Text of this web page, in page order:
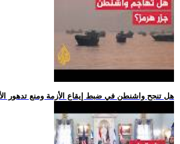
.. هل تنجح واشنطن في ضبط إيقاع الأزمة ومنع تدهور